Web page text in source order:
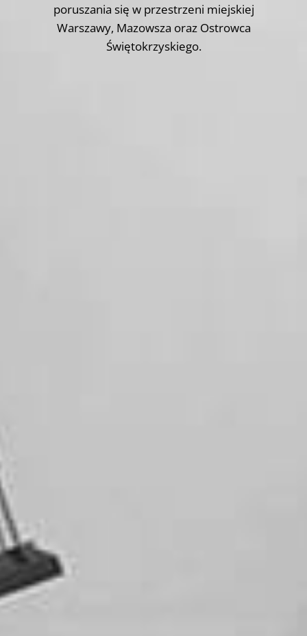
poruszania się w przestrzeni miejskiej
Warszawy, Mazowsza oraz Ostrowca
Świętokrzyskiego.